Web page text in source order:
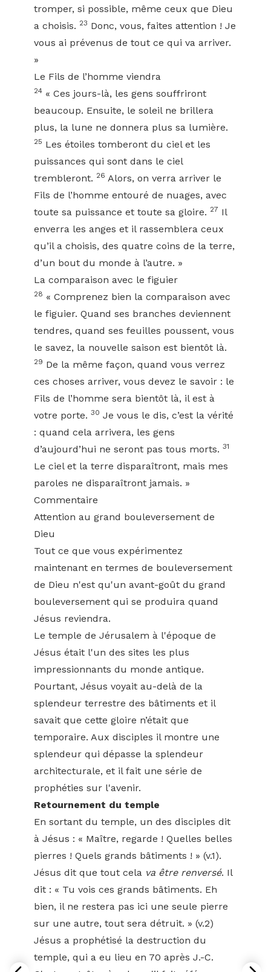
tromper, si possible, même ceux que Dieu
a choisis. 23 Donc, vous, faites attention ! Je
vous ai prévenus de tout ce qui va arriver.
»
Le Fils de l’homme viendra
24 « Ces jours-là, les gens souffriront
beaucoup. Ensuite, le soleil ne brillera
plus, la lune ne donnera plus sa lumière.
25 Les étoiles tomberont du ciel et les
puissances qui sont dans le ciel
trembleront. 26 Alors, on verra arriver le
Fils de l’homme entouré de nuages, avec
toute sa puissance et toute sa gloire. 27 Il
enverra les anges et il rassemblera ceux
qu’il a choisis, des quatre coins de la terre,
d’un bout du monde à l’autre. »
La comparaison avec le figuier
28 « Comprenez bien la comparaison avec
le figuier. Quand ses branches deviennent
tendres, quand ses feuilles poussent, vous
le savez, la nouvelle saison est bientôt là.
29 De la même façon, quand vous verrez
ces choses arriver, vous devez le savoir : le
Fils de l’homme sera bientôt là, il est à
votre porte. 30 Je vous le dis, c’est la vérité
: quand cela arrivera, les gens
d’aujourd’hui ne seront pas tous morts. 31
Le ciel et la terre disparaîtront, mais mes
paroles ne disparaîtront jamais. »
Commentaire
Attention au grand bouleversement de
Dieu
Tout ce que vous expérimentez
maintenant en termes de bouleversement
de Dieu n'est qu'un avant-goût du grand
bouleversement qui se produira quand
Jésus reviendra.
Le temple de Jérusalem à l'époque de
Jésus était l'un des sites les plus
impressionnants du monde antique.
Pourtant, Jésus voyait au-delà de la
splendeur terrestre des bâtiments et il
savait que cette gloire n’était que
temporaire. Aux disciples il montre une
splendeur qui dépasse la splendeur
architecturale, et il fait une série de
prophéties sur l'avenir.
Retournement du temple
En sortant du temple, un des disciples dit
à Jésus : « Maître, regarde ! Quelles belles
pierres ! Quels grands bâtiments ! » (v.1).
Jésus dit que tout cela va être renversé. Il
dit : « Tu vois ces grands bâtiments. Eh
bien, il ne restera pas ici une seule pierre
sur une autre, tout sera détruit. » (v.2)
Jésus a prophétisé la destruction du
temple, qui a eu lieu en 70 après J.-C.